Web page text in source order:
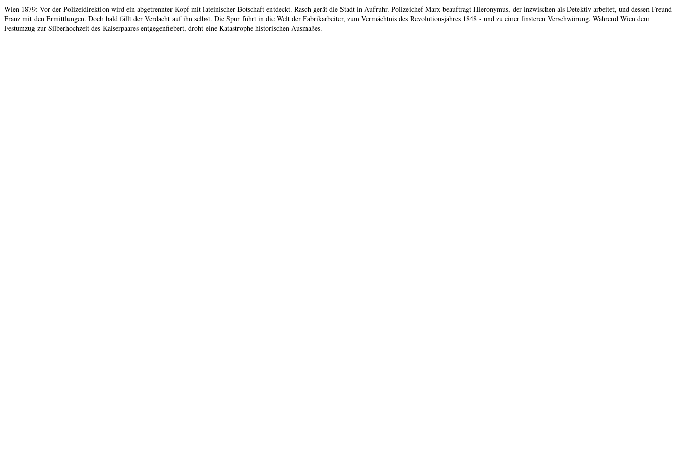
Wien 1879: Vor der Polizeidirektion wird ein abgetrennter Kopf mit lateinischer Botschaft entdeckt. Rasch gerät die Stadt in Aufruhr. Polizeichef Marx beauftragt Hieronymus, der inzwischen als Detektiv arbeitet, und dessen Freund
Franz mit den Ermittlungen. Doch bald fällt der Verdacht auf ihn selbst. Die Spur führt in die Welt der Fabrikarbeiter, zum Vermächtnis des Revolutionsjahres 1848 - und zu einer finsteren Verschwörung. Während Wien dem
Festumzug zur Silberhochzeit des Kaiserpaares entgegenfiebert, droht eine Katastrophe historischen Ausmaßes.